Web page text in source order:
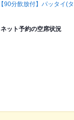
【90分飲放付】パッタイ
ネット予約の空席状況